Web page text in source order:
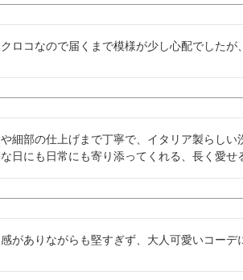
ロコなので届くまで模様が少し心配でした
細部の仕上げまで丁寧で、イタリア製らしい
日にも日常にも寄り添ってくれる、長く愛せ
がありながらも堅すぎず、大人可愛いコー